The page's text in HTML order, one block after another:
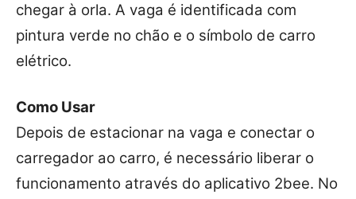
chegar à orla. A vaga é identificada com
pintura verde no chão e o símbolo de carro
elétrico.
Como Usar
Depois de estacionar na vaga e conectar o
carregador ao carro, é necessário liberar o
funcionamento através do aplicativo 2bee. No